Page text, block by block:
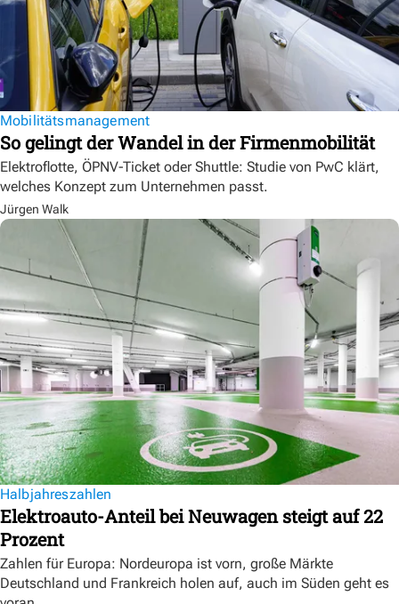
Mobilitätsmanagement
So gelingt der Wandel in der Firmenmobilität
Elektroflotte, ÖPNV-Ticket oder Shuttle: Studie von PwC klärt,
welches Konzept zum Unternehmen passt.
Jürgen Walk
Halbjahreszahlen
Elektroauto-Anteil bei Neuwagen steigt auf 22
Prozent
Zahlen für Europa: Nordeuropa ist vorn, große Märkte
Deutschland und Frankreich holen auf, auch im Süden geht es